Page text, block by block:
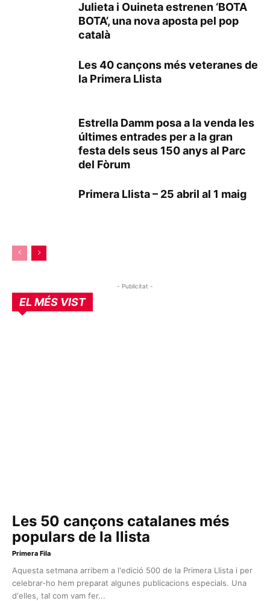
Julieta i Ouineta estrenen ‘BOTA
BOTA’, una nova aposta pel pop
català
Les 40 cançons més veteranes de
la Primera Llista
Estrella Damm posa a la venda les
últimes entrades per a la gran
festa dels seus 150 anys al Parc
del Fòrum
Primera Llista – 25 abril al 1 maig
- Publicitat -
EL MÉS VIST
Les 50 cançons catalanes més
populars de la llista
Primera Fila
Aquesta setmana arribem a l'edició 500 de la Primera Llista i per
celebrar-ho hem preparat algunes publicacions especials. Una
d'elles, tal com vam fer...